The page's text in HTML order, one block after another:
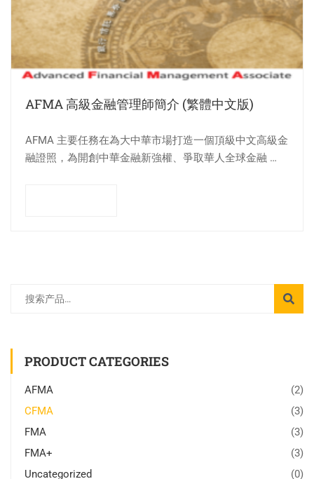
AFMA 高級金融管理師簡介 (繁體中文版)
AFMA 主要任務在為大中華市場打造一個頂級中文高級金
融證照，為開創中華金融新強權、爭取華人全球金融 …
PRODUCT CATEGORIES
AFMA
(2)
CFMA
(3)
FMA
(3)
FMA+
(3)
Uncategorized
(0)